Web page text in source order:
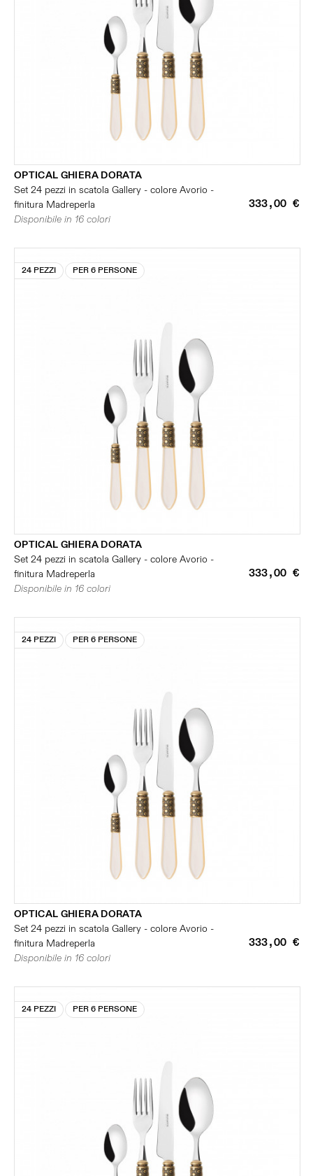
OPTICAL GHIERA DORATA
Set 24 pezzi in scatola Gallery - colore Avorio -
finitura Madreperla
333,00 €
Disponibile in 16 colori
24 PEZZI PER 6 PERSONE
OPTICAL GHIERA DORATA
Set 24 pezzi in scatola Gallery - colore Avorio -
finitura Madreperla
333,00 €
Disponibile in 16 colori
24 PEZZI PER 6 PERSONE
OPTICAL GHIERA DORATA
Set 24 pezzi in scatola Gallery - colore Avorio -
finitura Madreperla
333,00 €
Disponibile in 16 colori
24 PEZZI PER 6 PERSONE